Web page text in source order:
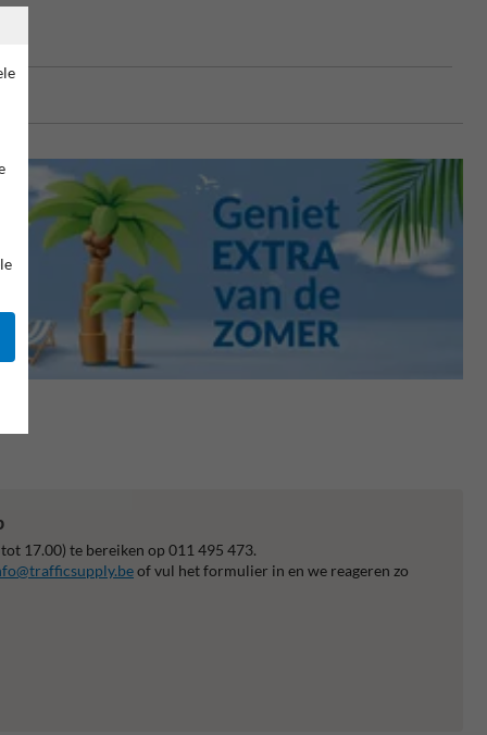
17.00) te bereiken op 011 495 473.
of vul het formulier in en we reageren zo